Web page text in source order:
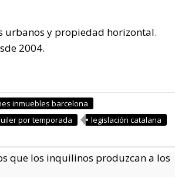
urbanos y propiedad horizontal.
2004.
inmuebles barcelona
por temporada
legislación catalana
que los inquilinos produzcan a los